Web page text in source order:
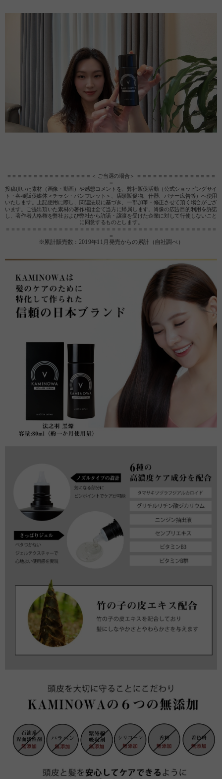
＝＝＝＝＝＝＝＝＝＝＝＝＝＝＝＝＜ ご当選の場合＞ ＝＝＝＝＝＝＝＝＝＝＝＝＝＝＝
＝
投稿頂いた素材（画像・動画）や感想コメントを、弊社販促活動（公式ショッピングサイ
ト・各種販促媒体＜チラシ・パンフレット＞、店頭販促物、什器、バナー広告等）へ使用
いたします。上記使用に際し、関連法規に基づき、一部加筆・修正させて頂く場合がござ
います。ご提出頂いた素材の著作権は全て当方に帰属します。肖像の広告目的利用を許諾
し、著作者人格権を弊社および弊社から許諾・譲渡を受けた企業に対して行使しないこと
に同意するものとします。
＝＝＝＝＝＝＝＝＝＝＝＝＝＝＝＝＝＝＝＝＝＝＝＝＝＝＝＝＝＝＝＝＝＝＝＝＝＝＝＝
＝
※累計販売数：2019年11月発売からの累計（自社調べ）